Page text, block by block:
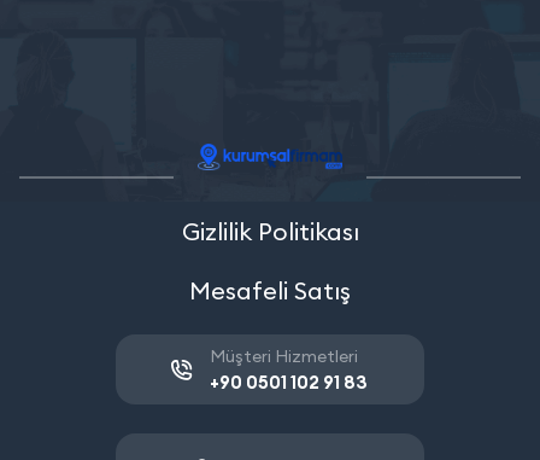
Gizlilik Politikası
Mesafeli Satış
Müşteri Hizmetleri
+90 0501 102 91 83